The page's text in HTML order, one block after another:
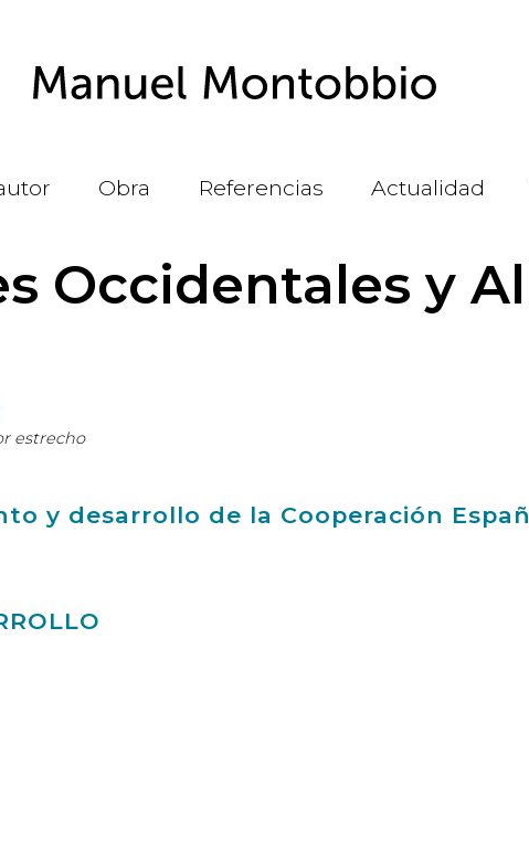
Obra Referencias Actualidad
Occidentales y
estrecho
y desarrollo de la Cooperación